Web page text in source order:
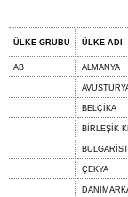
ÜLKE GRUBU ÜLKE ADI
AB ALMANYA
BELÇİKA
BİRLEŞİK
ÇEKYA